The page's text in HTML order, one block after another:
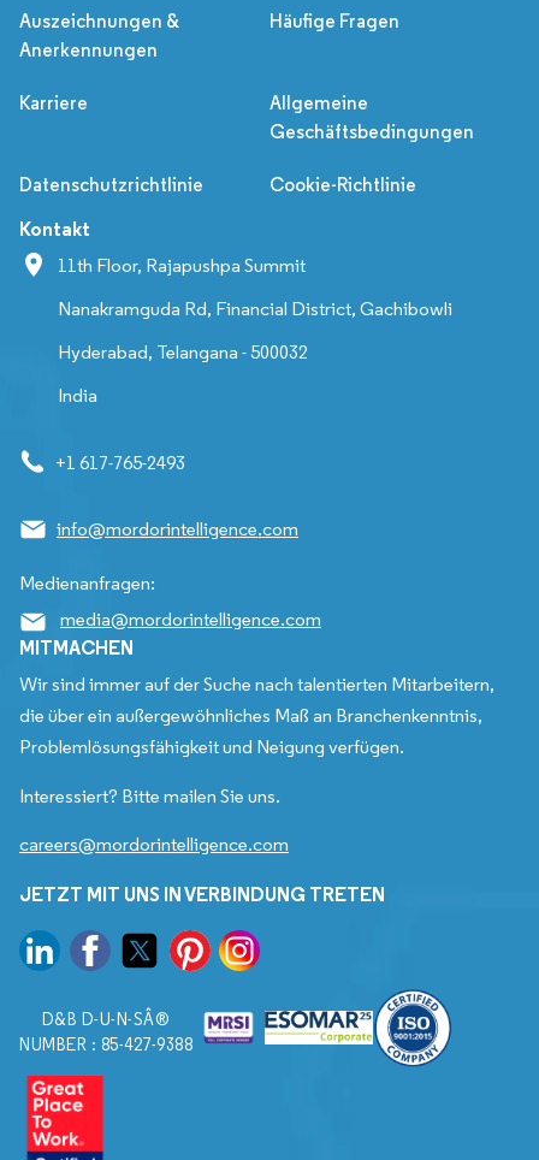
Auszeichnungen &
Anerkennungen
Häufige Fragen
Karriere
Allgemeine
Geschäftsbedingungen
Datenschutzrichtlinie Cookie-Richtlinie
Kontakt
11th Floor, Rajapushpa Summit
Nanakramguda Rd, Financial District, Gachibowli
Hyderabad, Telangana - 500032
India
+1 617-765-2493
info@mordorintelligence.com
Medienanfragen:
media@mordorintelligence.com
MITMACHEN
Wir sind immer auf der Suche nach talentierten Mitarbeitern,
die über ein außergewöhnliches Maß an Branchenkenntnis,
Problemlösungsfähigkeit und Neigung verfügen.
Interessiert? Bitte mailen Sie uns.
careers@mordorintelligence.com
JETZT MIT UNS IN VERBINDUNG TRETEN
D&B D-U-N-SÂ®
NUMBER : 85-427-9388